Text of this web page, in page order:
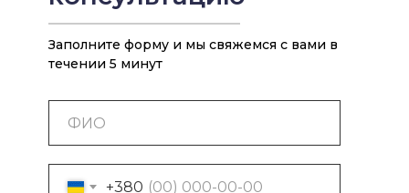
Заполните форму и мы свяжемся с вами в
течении 5 минут
+380